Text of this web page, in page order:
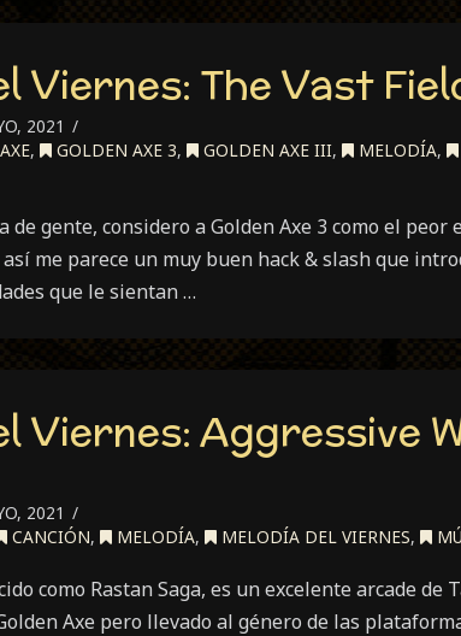
Viernes: The Vast
2021
, GOLDEN AXE 3, GOLDEN AXE III, MELODÍA,
gente, considero a Golden Axe 3 como el peor
me parece un muy buen hack & slash que
que le sientan …
Viernes: Aggressive
2021
CANCIÓN, MELODÍA, MELODÍA DEL VIERNES,
como Rastan Saga, es un excelente arcade
Axe pero llevado al género de las